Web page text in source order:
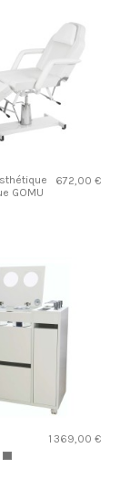
GOMU
672,00 €
1 369,00 €